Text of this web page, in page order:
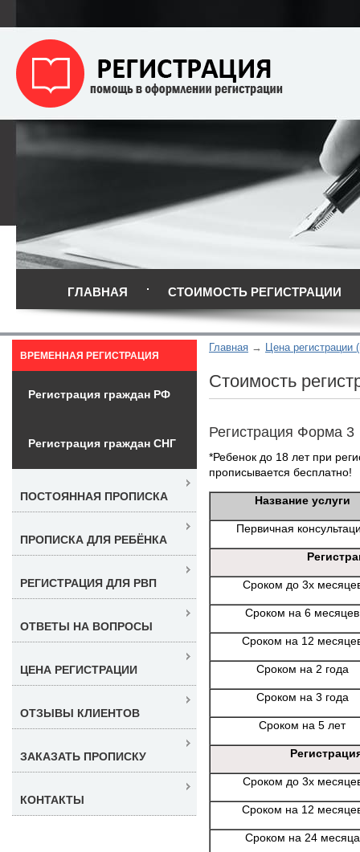
ГЛАВНАЯ СТОИМОСТЬ РЕГИСТРАЦИИ
Главная Цена регистрации
Стоимость
Регистрация Форма 3
*Ребенок до 18 лет при
прописывается бесплатно!
Название услуги
Первичная
Сроком до 3х
Сроком на 6 месяцев
Сроком на 12
Сроком на 2 года
Сроком на 3 года
Сроком на 5 лет
Сроком до 3х
Сроком на 12
Сроком на 24 месяца
ВРЕМЕННАЯ РЕГИСТРАЦИЯ
Регистрация граждан РФ
Регистрация граждан СНГ
ПОСТОЯННАЯ ПРОПИСКА
ПРОПИСКА ДЛЯ РЕБЁНКА
РЕГИСТРАЦИЯ ДЛЯ РВП
ОТВЕТЫ НА ВОПРОСЫ
ЦЕНА РЕГИСТРАЦИИ
ОТЗЫВЫ КЛИЕНТОВ
ЗАКАЗАТЬ ПРОПИСКУ
КОНТАКТЫ